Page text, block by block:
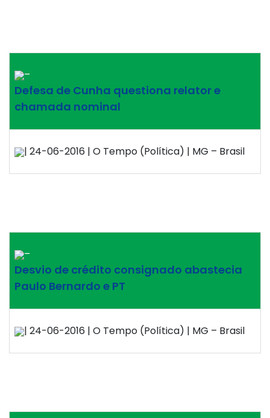
–
Defesa de Cunha questiona relator e
chamada nominal
| 24-06-2016 | O Tempo (Política) | MG – Brasil
–
Desvio de crédito consignado abastecia
Paulo Bernardo e PT
| 24-06-2016 | O Tempo (Política) | MG – Brasil